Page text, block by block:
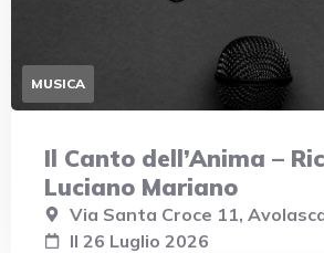
MUSICA
Il Canto dell’Anima –
Luciano Mariano
Via Santa Croce 11,
Il 26 Luglio 2026